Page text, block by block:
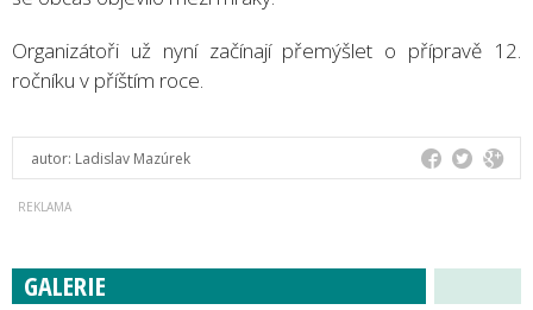
Organizátoři už nyní začínají přemýšlet o přípravě 12.
ročníku v příštím roce.
autor: Ladislav Mazúrek
GALERIE